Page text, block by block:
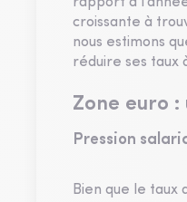
croissante à
nous estimons
réduire ses taux
Zone euro
Pression
Bien que le taux